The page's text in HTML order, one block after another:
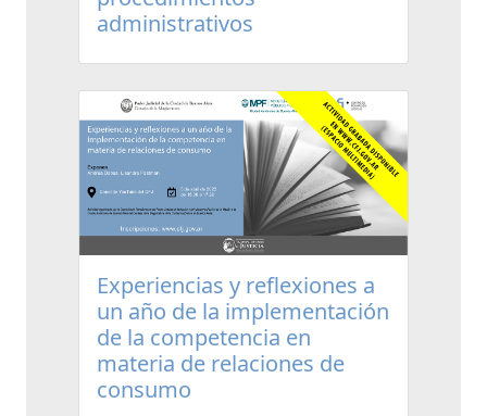
administrativos
Experiencias y reflexiones a
un año de la implementación
de la competencia en
materia de relaciones de
consumo